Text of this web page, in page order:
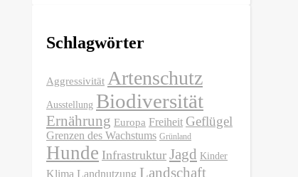
Schlagwörter
Aggressivität Artenschutz
Ausstellung Biodiversität
Ernährung Europa Freiheit Geflügel
Grenzen des Wachstums Grünland
Hunde Infrastruktur Jagd Kinder
Klima Landnutzung Landschaft